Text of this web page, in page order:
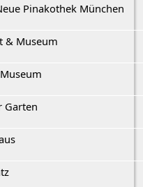
Pinakothek München
& Museum
Garten